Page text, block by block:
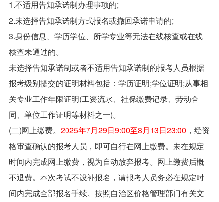
1.不适用告知承诺制办理事项的;
2.未选择告知承诺制方式报名或撤回承诺申请的;
3.身份信息、学历学位、所学专业等无法在线核查或在线
核查未通过的。
未选择告知承诺制或者不适用告知承诺制的报考人员根据
报考级别提交的证明材料包括：学历证明;学位证明;从事相
关专业工作年限证明(工资流水、社保缴费记录、劳动合
同、单位工作证明等材料之一)。
(二)网上缴费。2025年7月29日9:00至8月13日23:00 ，经资
格审查确认的报考人员，即可自行在网上缴费。未在规定
时间内完成网上缴费，视为自动放弃报考。网上缴费后概
不退费。本次考试不设补报名，请报考人员务必在规定时
间内完成全部报名手续。按照自治区价格管理部门有关文